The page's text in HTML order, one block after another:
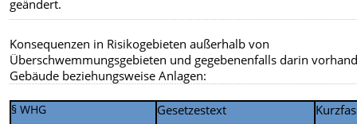
geändert.
Konsequenzen in Risikogebieten außerhalb von
Überschwemmungsgebieten und gegebenenfalls darin
Gebäude beziehungsweise Anlagen:
§ WHG Gesetzestext